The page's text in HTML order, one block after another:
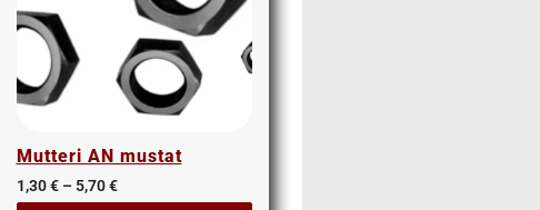
Mutteri AN mustat
1,30€ – 5,70€